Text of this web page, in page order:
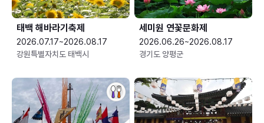
태백 해바라기축제
2026.07.17~2026.08.17
강원특별자치도 태백시
세미원 연꽃문화제
2026.06.26~2026.08.17
경기도 양평군